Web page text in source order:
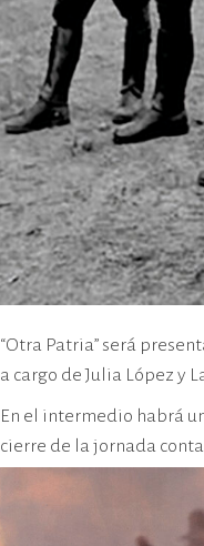
“Otra Patria” será
a cargo de Julia López y
En el intermedio habrá
cierre de la jornada